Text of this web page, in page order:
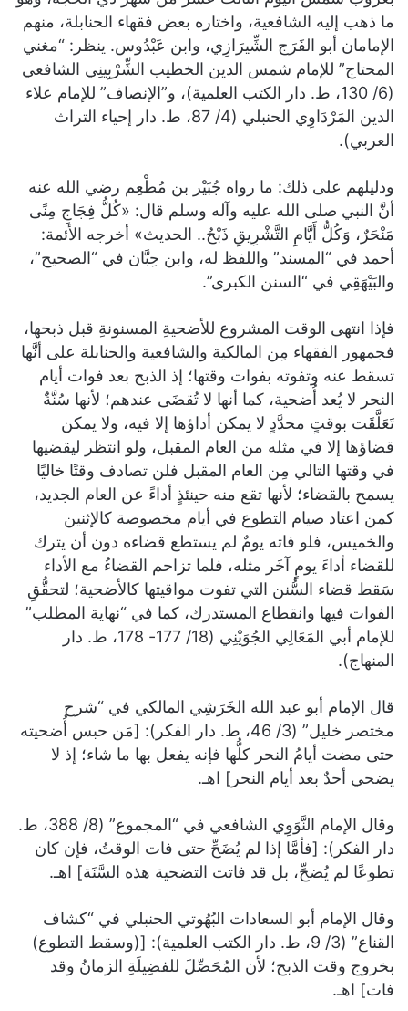
ما ذهب إليه الشافعية، واختاره بعض فقهاء الحنابلة، منهم
الإمامان أبو الفَرَج الشِّيرَازِي، وابن عَبْدُوس. ينظر: “مغني
المحتاج” للإمام شمس الدين الخطيب الشِّرْبِينِي الشافعي
(6/ 130، ط. دار الكتب العلمية)، و”الإنصاف” للإمام علاء
الدين المَرْدَاوِي الحنبلي (4/ 87، ط. دار إحياء التراث
العربي).
ودليلهم على ذلك: ما رواه جُبَيْر بن مُطْعِم رضي الله عنه
أنَّ النبي صلى الله عليه وآله وسلم قال: «كُلُّ فِجَاجِ مِنًى
مَنْحَرٌ، وَكُلُّ أَيَّامِ التَّشْرِيقِ ذَبْحٌ.. الحديث» أخرجه الأئمة:
أحمد في “المسند” واللفظ له، وابن حِبَّان في “الصحيح”،
والبَيْهَقِي في “السنن الكبرى”.
فإذا انتهى الوقت المشروع للأضحيةِ المسنونةِ قبل ذبحها،
فجمهور الفقهاء مِن المالكية والشافعية والحنابلة على أنَّها
تسقط عنه وتفوته بفوات وقتها؛ إذ الذبح بعد فوات أيام
النحر لا يُعد أُضحية، كما أنها لا تُقضَى عندهم؛ لأنها سُنَّةٌ
تَعَلَّقَت بوقتٍ محدَّدٍ لا يمكن أداؤها إلا فيه، ولا يمكن
قضاؤها إلا في مثله من العام المقبل، ولو انتظر ليقضيها
في وقتها التالي مِن العام المقبل فلن تصادف وقتًا خاليًا
يسمح بالقضاء؛ لأنها تقع منه حينئذٍ أداءً عن العام الجديد،
كمن اعتاد صيام التطوع في أيام مخصوصة كالإثنين
والخميس، فلو فاته يومٌ لم يستطع قضاءه دون أن يترك
للقضاء أداءَ يومٍ آخَر مثله، فلما تزاحم القضاءُ مع الأداء
سَقط قضاء السُّنن التي تفوت مواقيتها كالأضحية؛ لتحقُّقِ
الفوات فيها وانقطاع المستدرك، كما في “نهاية المطلب”
للإمام أبي المَعَالِي الجُوَيْنِي (18/ 177- 178، ط. دار
المنهاج).
قال الإمام أبو عبد الله الخَرَشِي المالكي في “شرح
مختصر خليل” (3/ 46، ط. دار الفكر): [مَن حبس أُضحيته
حتى مضت أيامُ النحر كلُّها فإنه يفعل بها ما شاء؛ إذ لا
يضحي أحدٌ بعد أيام النحر] اهـ.
وقال الإمام النَّوَوِي الشافعي في “المجموع” (8/ 388، ط.
دار الفكر): [فأمَّا إذا لم يُضَحِّ حتى فات الوقتُ، فإن كان
تطوعًا لم يُضحِّ، بل قد فاتت التضحية هذه السَّنَة] اهـ.
وقال الإمام أبو السعادات البُهُوتي الحنبلي في “كشاف
القناع” (3/ 9، ط. دار الكتب العلمية): [(وسقط التطوع)
بخروج وقت الذبح؛ لأن المُحَصِّلَ للفضِيلَةِ الزمانُ وقد
فات] اهـ.